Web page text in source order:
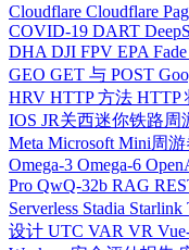
Cloudflare Cloudflare
COVID-19 DART
DHA DJI FPV EPA
GEO GET 与 POST
HRV HTTP 方法 HTTP
IOS JR关西迷你铁路周
Meta Microsoft Mini周游
Omega-3 Omega-6
Pro QwQ-32b RAG
Serverless Stadia Starlink
设计 UTC VAR VR